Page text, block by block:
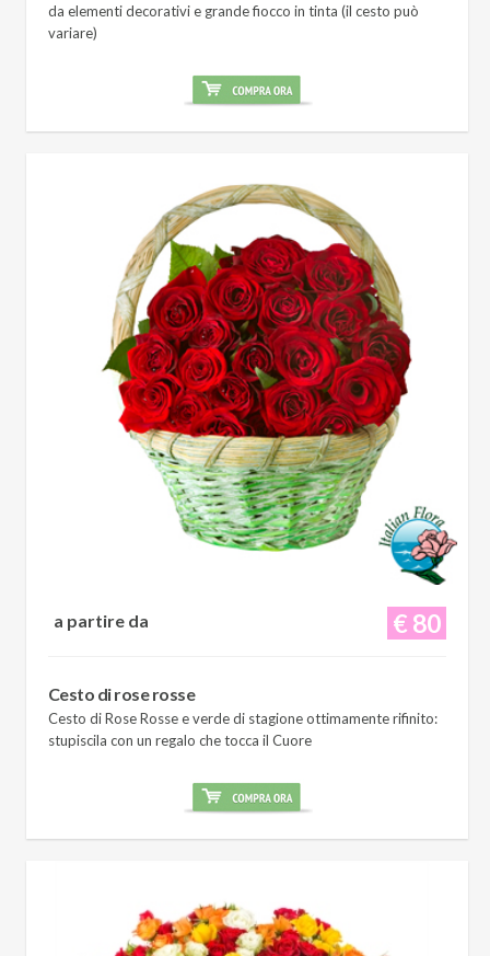
da elementi decorativi e grande fiocco in tinta (il cesto può
variare)
€ 80
a partire da
Cesto di rose rosse
Cesto di Rose Rosse e verde di stagione ottimamente rifinito:
stupiscila con un regalo che tocca il Cuore